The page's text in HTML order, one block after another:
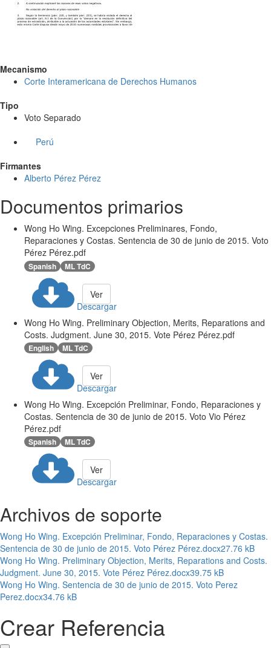
Mecanismo
Corte Interamericana de Derechos Humanos
Tipo
Voto Separado
Perú
Firmantes
Alberto Pérez Pérez
Documentos primarios
Wong Ho Wing. Excepciones Preliminares, Fondo,
Reparaciones y Costas. Sentencia de 30 de junio de 2015. Voto
Pérez Pérez.pdf
Spanish ML TdC
Descargar
Ver
Wong Ho Wing. Preliminary Objection, Merits, Reparations and
Costs. Judgment. June 30, 2015. Vote Pérez Pérez.pdf
English ML TdC
Descargar
Ver
Wong Ho Wing. Excepción Preliminar, Fondo, Reparaciones y
Costas. Sentencia de 30 de junio de 2015. Voto Vio Pérez
Pérez.pdf
Spanish ML TdC
Descargar
Ver
Archivos de soporte
Wong Ho Wing. Excepción Preliminar, Fondo, Reparaciones y Costas.
Sentencia de 30 de junio de 2015. Voto Pérez Pérez.docx27.76 kB
Wong Ho Wing. Preliminary Objection, Merits, Reparations and Costs.
Judgment. June 30, 2015. Vote Pérez Pérez.docx39.75 kB
Wong Ho Wing. Sentencia de 30 de junio de 2015. Voto Perez
Perez.docx34.76 kB
Crear Referencia